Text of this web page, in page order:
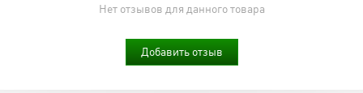
Нет отзывов для данного товара
Добавить отзыв